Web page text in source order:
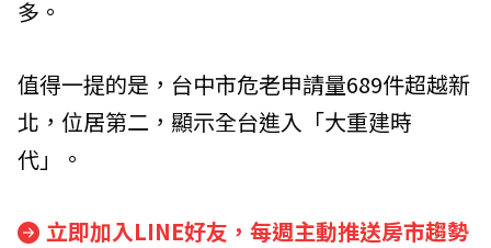
多。
值得一提的是，台中市危老申請量689件超越新
北，位居第二，顯示全台進入「大重建時
代」。
立即加入LINE好友，每週主動推送房市趨勢